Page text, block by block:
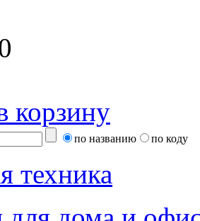
корзину
по названию по коду
техника